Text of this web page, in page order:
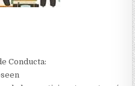
Conducta: